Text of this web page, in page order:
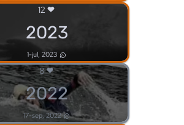
12
2023
1-jul, 2023
8
2022
17-sep, 2022